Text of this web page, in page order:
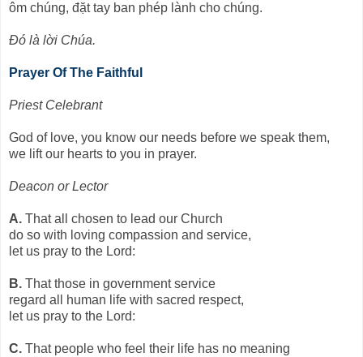
ôm chúng, đặt tay ban phép lành cho chúng.
Ðó là lời Chúa.
Prayer Of The Faithful
Priest Celebrant
God of love, you know our needs before we speak them,
we lift our hearts to you in prayer.
Deacon or Lector
A. That all chosen to lead our Church
do so with loving compassion and service,
let us pray to the Lord:
B. That those in government service
regard all human life with sacred respect,
let us pray to the Lord:
C. That people who feel their life has no meaning